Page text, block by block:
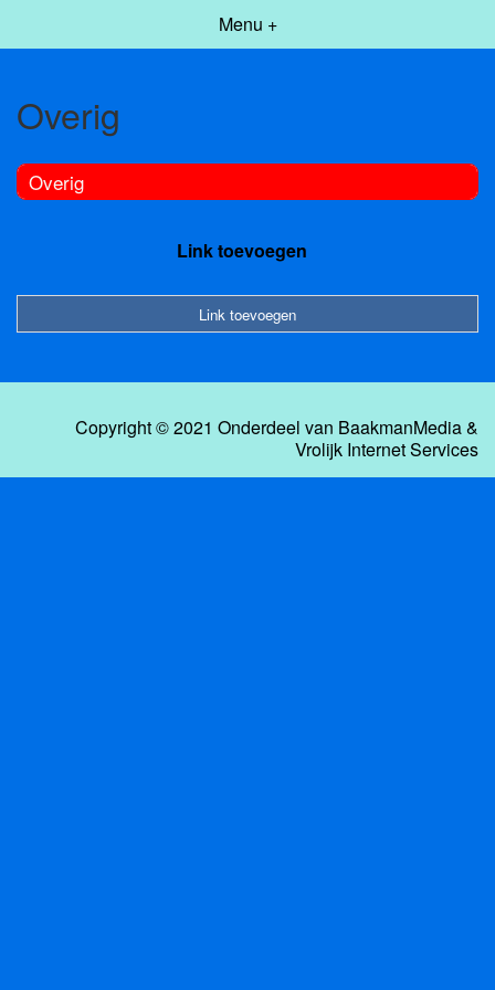
Menu +
Overig
Overig
Link toevoegen
Link toevoegen
Copyright © 2021 Onderdeel van BaakmanMedia&
Vrolijk Internet Services